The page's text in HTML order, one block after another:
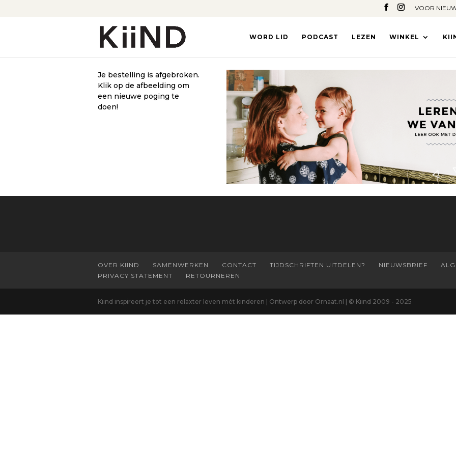
VOOR
WORD LID PODCAST LEZEN WINKEL
Je bestelling is afgebroken.
Klik op de afbeelding om
een nieuwe poging te
doen!
OVER KIIND SAMENWERKEN CONTACT TIJDSCHRIFTEN UITDELEN? NIEUWSBRIEF
PRIVACY STATEMENT
RETOURNEREN
Kiind inspireert je tot een relaxter leven mét kinderen | Ontwerp door Ornaat.nl | © Kiind 2009 - 2025